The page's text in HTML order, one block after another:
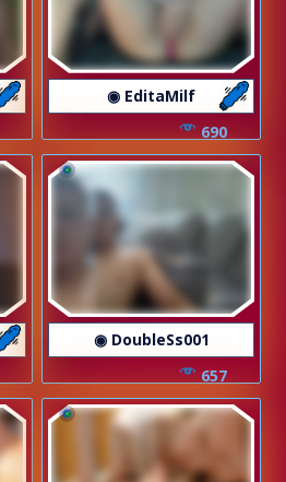
◉ EditaMilf
690
◉ DoubleSs001
657